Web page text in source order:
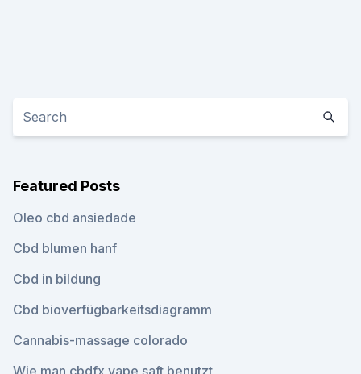
Featured Posts
Oleo cbd ansiedade
Cbd blumen hanf
Cbd in bildung
Cbd bioverfügbarkeitsdiagramm
Cannabis-massage colorado
Wie man cbdfx vape saft benutzt